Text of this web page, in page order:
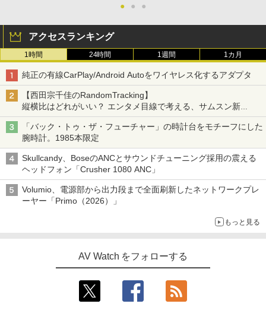
● ● ●
アクセスランキング
1時間 24時間 1週間 1カ月
純正の有線CarPlay/Android Autoをワイヤレス化するアダプタ
【西田宗千佳のRandomTracking】
縦横比はどれがいい？ エンタメ目線で考える、サムスン新
「Galaxy Z Fold」
「バック・トゥ・ザ・フューチャー」の時計台をモチーフにした
腕時計。1985本限定
Skullcandy、BoseのANCとサウンドチューニング採用の震える
ヘッドフォン「Crusher 1080 ANC」
Volumio、電源部から出力段まで全面刷新したネットワークプレ
ーヤー「Primo（2026）」
もっと見る
AV Watch をフォローする